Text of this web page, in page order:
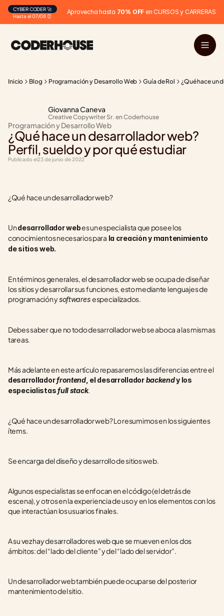
Hasta el 07/08 ⏰
CYBER CODER 🚀 Aprovecha hasta 70% OFF en CURSOS y CARRERAS
Inicio Blog Programación y Desarrollo Web Guía de Rol ¿Qué hace un
Giovanna Caneva
Creative Copywriter Sr. en Coderhouse
Programación y Desarrollo Web
¿Qué hace un desarrollador web?
Perfil, sueldo y por qué estudiar
Publicado el23 de junio de 2022
¿Qué hace un desarrollador web?
Un desarrollador web es un especialista que posee los
conocimientos necesarios para la creación y mantenimiento
de sitios web.
En términos generales, el desarrollador web se ocupa de diseñar
los sitios y desarrollar sus funciones, esto mediante lenguajes de
programación y softwares especializados.
Debes saber que no todo desarrollador web se aboca a las mismas
tareas.
Más adelante en este artículo repasaremos las diferencias entre el
desarrollador frontend, el desarrollador backend y los
especialistas full stack.
¿Qué hace un desarrollador web? Lo resumimos en los siguientes
ítems.
Se encarga del diseño y desarrollo de sitios web.
Algunos especialistas se enfocan en el código (el detrás de
escena), y otros en la experiencia de uso y en los elementos con los
que interactúan los usuarios finales.
A su vez hay desarrolladores web que se mueven en los dos
ámbitos: del “lado del cliente” y del “lado del servidor”.
Un desarrollador web también puede ocuparse del posterior
mantenimiento del sitio.